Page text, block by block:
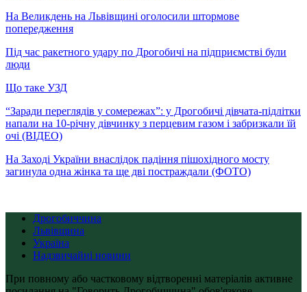
На Великдень на Львівщині оголосили штормове
попередження
Під час ракетного удару по Дрогобичі на підприємстві були
люди
Що таке УЗД
“Заради переглядів у сомережах”: у Дрогобичі дівчата-підлітки
напали на 10-річну дівчинку з перцевим газом і забризкали їй
очі (ВІДЕО)
На Заході України внаслідок падіння пішохідного мосту
загинула одна жінка та ще дві постраждали (ФОТО)
Дрогобиччина
Львівщина
Україна
Надзвичайні новини
При повному або частковому відтворенні матеріалів активне